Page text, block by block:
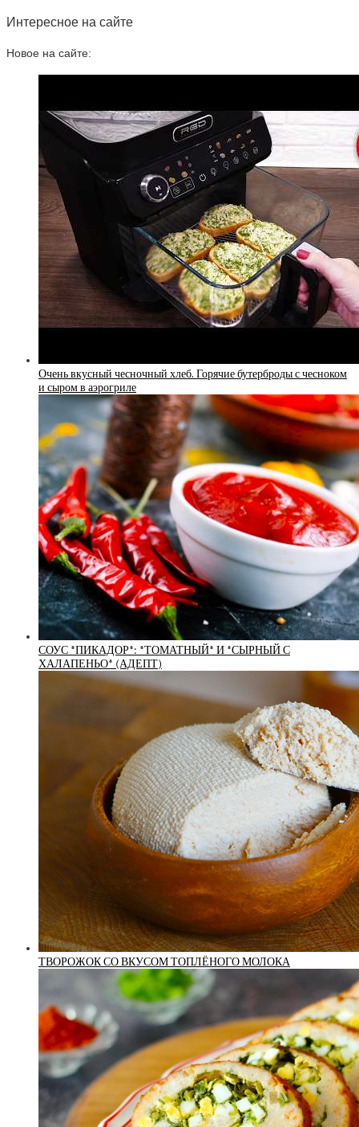
Интересное на сайте
Новое на сайте:
Очень вкусный чесночный хлеб. Горячие бутерброды с чесноком
и сыром в аэрогриле
СОУС *ПИКАДОР*: *ТОМАТНЫЙ* И *СЫРНЫЙ С
ХАЛАПЕНЬО* (АДЕПТ)
ТВОРОЖОК СО ВКУСОМ ТОПЛЁНОГО МОЛОКА